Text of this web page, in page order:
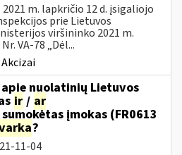
m. lapkričio 12 d. įsigaliojo
prie Lietuvos
viršininko 2021 m.
VA-78 „Dėl...
Akcizai
nuolatinių Lietuvos
ir / ar
įmokas (FR0613
?
11-04